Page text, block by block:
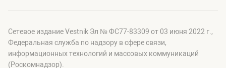
Сетевое издание Vestnik Эл № ФС77-83309 от 03 июня 2022 г.,
Федеральная служба по надзору в сфере связи,
информационных технологий и массовых коммуникаций
(Роскомнадзор).